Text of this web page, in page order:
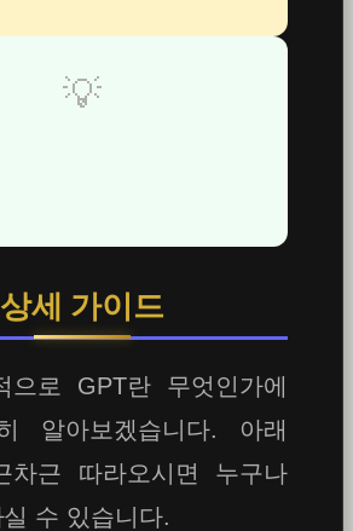
💡
상세 가이드
으로 GPT란 무엇인가에
알아보겠습니다. 아래
차근 따라오시면 누구나
수 있습니다.